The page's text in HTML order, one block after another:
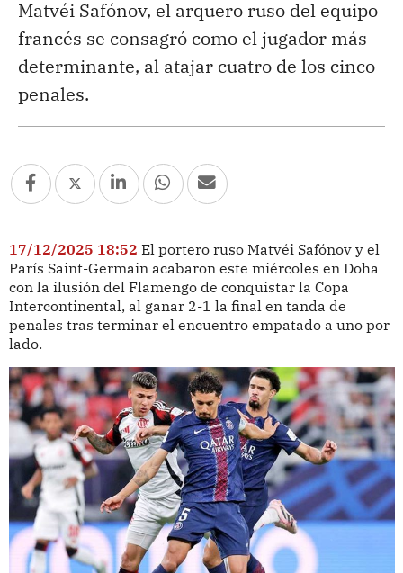
Matvéi Safónov, el arquero ruso del equipo
francés se consagró como el jugador más
determinante, al atajar cuatro de los cinco
penales.
17/12/2025 18:52 El portero ruso Matvéi Safónov y el
París Saint-Germain acabaron este miércoles en Doha
con la ilusión del Flamengo de conquistar la Copa
Intercontinental, al ganar 2-1 la final en tanda de
penales tras terminar el encuentro empatado a uno por
lado.